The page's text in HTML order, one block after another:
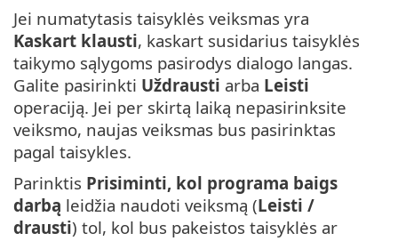
Jei numatytasis taisyklės veiksmas yra
Kaskart klausti, kaskart susidarius taisyklės
taikymo sąlygoms pasirodys dialogo langas.
Galite pasirinkti Uždrausti arba Leisti
operaciją. Jei per skirtą laiką nepasirinksite
veiksmo, naujas veiksmas bus pasirinktas
pagal taisykles.
Parinktis Prisiminti, kol programa baigs
darbą leidžia naudoti veiksmą (Leisti /
drausti) tol, kol bus pakeistos taisyklės ar